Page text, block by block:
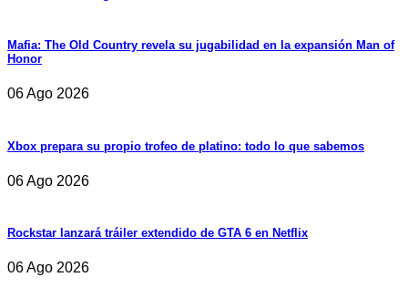
Mafia: The Old Country revela su jugabilidad en la expansión Man of
Honor
06 Ago 2026
Xbox prepara su propio trofeo de platino: todo lo que sabemos
06 Ago 2026
Rockstar lanzará tráiler extendido de GTA 6 en Netflix
06 Ago 2026